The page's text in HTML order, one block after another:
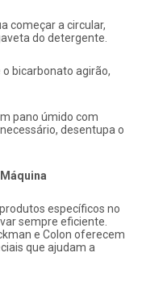
começar a circular,
do detergente.
o bicarbonato agirão,
pano úmido com
desentupa o
específicos no
sempre eficiente.
e Colon oferecem
que ajudam a